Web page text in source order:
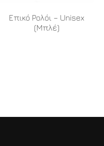
Επικό Ρολόι – Unisex
(Μπλέ)